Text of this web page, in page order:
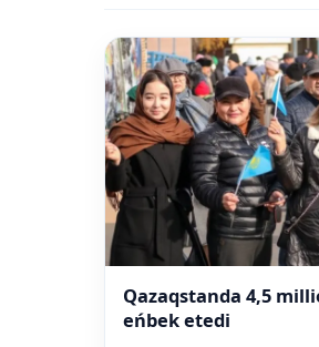
Qazaqstanda 4,5
eńbek etedi